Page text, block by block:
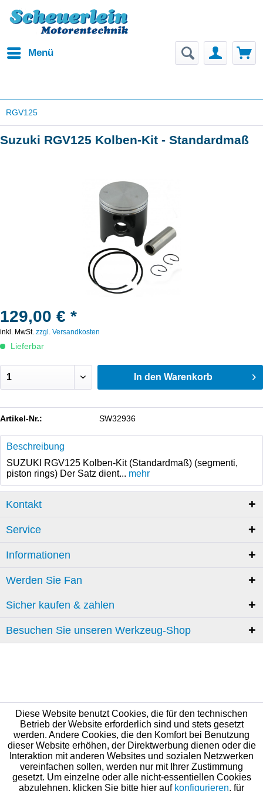
Menü
RGV125
Suzuki RGV125 Kolben-Kit - Standardmaß
129,00 € *
inkl. MwSt. zzgl. Versandkosten
Lieferbar
In den Warenkorb
Artikel-Nr.: SW32936
Beschreibung
SUZUKI RGV125 Kolben-Kit (Standardmaß) (segmenti,
piston rings) Der Satz dient... mehr
Kontakt
Service
Informationen
Werden Sie Fan
Sicher kaufen & zahlen
Besuchen Sie unseren Werkzeug-Shop
Diese Website benutzt Cookies, die für den technischen
Betrieb der Website erforderlich sind und stets gesetzt
werden. Andere Cookies, die den Komfort bei Benutzung
dieser Website erhöhen, der Direktwerbung dienen oder die
Interaktion mit anderen Websites und sozialen Netzwerken
vereinfachen sollen, werden nur mit Ihrer Zustimmung
gesetzt. Um einzelne oder alle nicht-essentiellen Cookies
abzulehnen, klicken Sie bitte hier auf konfigurieren, für